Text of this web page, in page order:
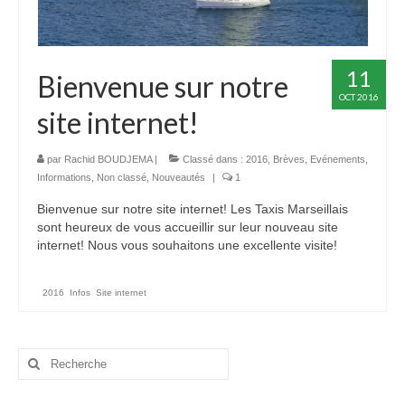
11
OCT 2016
Bienvenue sur notre
site internet!
par Rachid BOUDJEMA| Classé dans : 2016 Brèves Evénements
Informations
Non classé Nouveautés | 1
Bienvenue sur notre site internet! Les Taxis Marseillais
sont heureux de vous accueillir sur leur nouveau site
internet! Nous vous souhaitons une excellente visite!
2016 Infos Site internet
Rechercher